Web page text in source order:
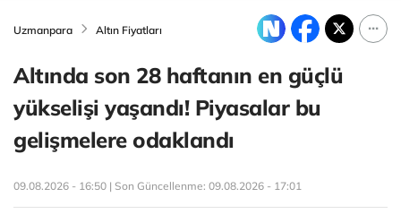
Uzmanpara Altın Fiyatları
Altında son 28 haftanın en güçlü
yükselişi yaşandı! Piyasalar bu
gelişmelere odaklandı
09.08.2026 - 16:50 | Son Güncellenme: 09.08.2026 - 17:01